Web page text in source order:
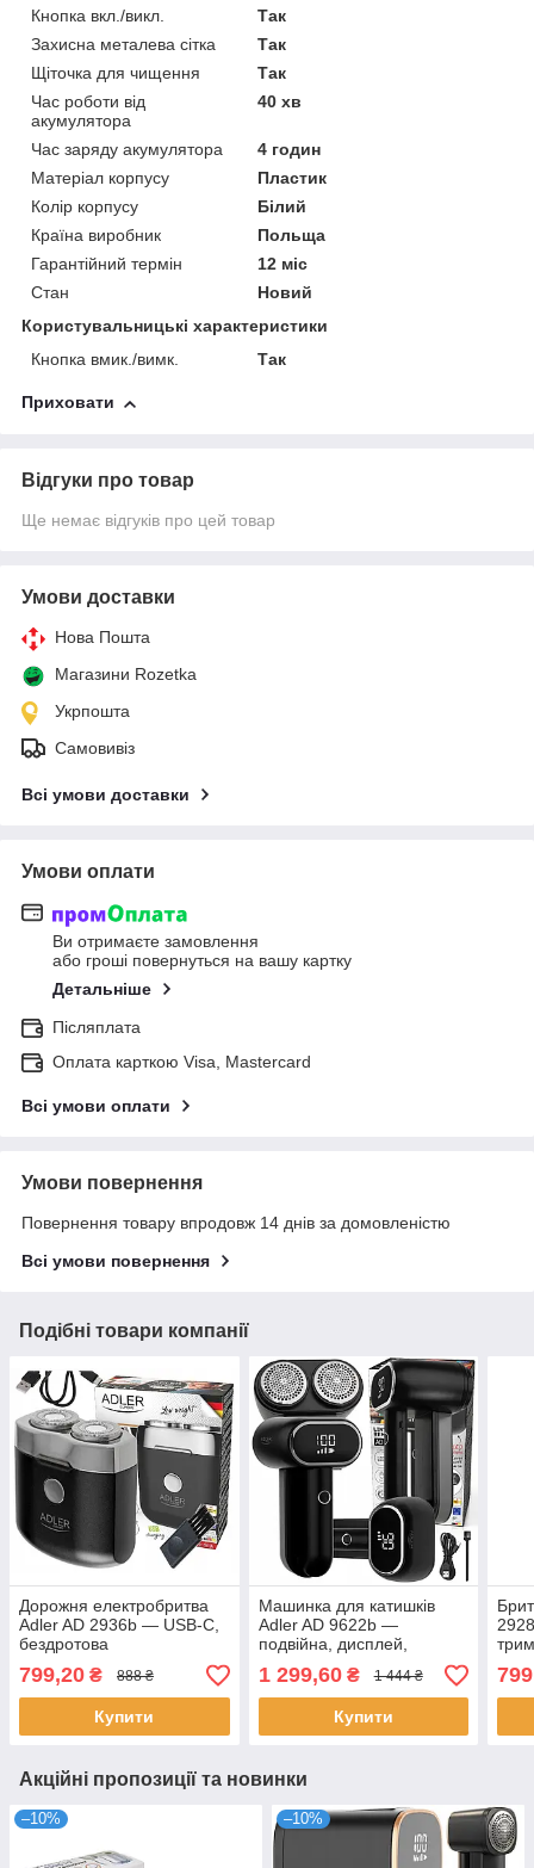
Кнопка вкл./викл.
Так
Захисна металева сітка
Так
Щіточка для чищення
Так
Час роботи від
акумулятора
40 хв
Час заряду акумулятора
4 годин
Матеріал корпусу
Пластик
Колір корпусу
Білий
Країна виробник
Польща
Гарантійний термін
12 міс
Стан
Новий
Користувальницькі характеристики
Кнопка вмик./вимк.
Так
Приховати
Відгуки про товар
Ще немає відгуків про цей товар
Умови доставки
Нова Пошта
Магазини Rozetka
Укрпошта
Самовивіз
Всі умови доставки
Умови оплати
Ви отримаєте замовлення
або гроші повернуться на вашу картку
Детальніше
Післяплата
Оплата карткою Visa, Mastercard
Всі умови оплати
Умови повернення
Повернення товару впродовж 14 днів за домовленістю
Всі умови повернення
Подібні товари компанії
Дорожня електробритва
Adler AD 2936b — USB-C,
бездротова
799,20 ₴ 888 ₴
Купити
Машинка для катишків
Adler AD 9622b —
подвійна, дисплей,
акумулятор
1 299,60₴ 1 444 ₴
Купити
Акційні пропозиції та новинки
–10% –10%